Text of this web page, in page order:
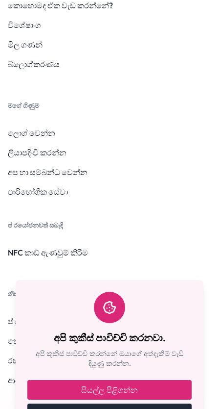
අපි කුකීස් පාවිච්චි කරනවා.
අපි කුකීස් පාවිච්චි කරන්නේ ඔයාගේ අත්දැකීම් වැඩි
දියුණු කරන්න.
සියල්ල පිළිගන්න
කොහොමද ඒක වැඩ කරන්නේ?
විශේෂාංග
මිල ගණන්
බ්ලොග්කරණය
මගේ ගිණුම
ලොග් වෙන්න
ලියාපදිංචි කරන්න
අප හා සම්බන්ධ වෙන්න
පාරිභෝගික සේවා
ප් රයෝජනවත් සබැඳි
NFC කාඩ් ඇණවුම් කිරීම
නීතිමය
ප් රවෘත්ති
කොන්දේසි සහ කොන්දෙසි
රහස් යතා ප් රතිපත්තිය
ආපසු ගෙවීමේ ප් රතිපත්තිය